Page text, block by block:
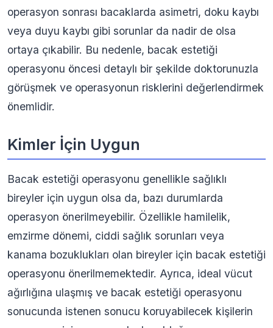
operasyon sonrası bacaklarda asimetri, doku kaybı
veya duyu kaybı gibi sorunlar da nadir de olsa
ortaya çıkabilir. Bu nedenle, bacak estetiği
operasyonu öncesi detaylı bir şekilde doktorunuzla
görüşmek ve operasyonun risklerini değerlendirmek
önemlidir.
Kimler İçin Uygun
Bacak estetiği operasyonu genellikle sağlıklı
bireyler için uygun olsa da, bazı durumlarda
operasyon önerilmeyebilir. Özellikle hamilelik,
emzirme dönemi, ciddi sağlık sorunları veya
kanama bozuklukları olan bireyler için bacak estetiği
operasyonu önerilmemektedir. Ayrıca, ideal vücut
ağırlığına ulaşmış ve bacak estetiği operasyonu
sonucunda istenen sonucu koruyabilecek kişilerin